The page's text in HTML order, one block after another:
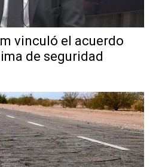
vinculó el acuerdo
de seguridad